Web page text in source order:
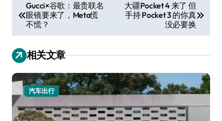
章
导
航
Gucci×谷歌：最贵联名
眼镜要来了，Meta慌
不慌？
大疆Pocket 4 来了 但
手持 Pocket 3 的你真
没必要换
相关文章
汽车出行